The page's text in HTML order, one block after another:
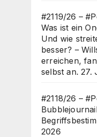
#2119/26 –
Was ist ein
Und wie
besser? –
erreichen,
selbst an. 27.
#2118/26 –
2026